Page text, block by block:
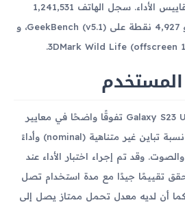
تقييم عالية من مختلف مقاييس الأداء. سجل الهاتف 1,241,531
نقطة على AnTuTu (v9)، و 4,927 نقطة على GeekBench (v5.1)، و
المستخدم
وفقًا للاختبارات، يُظهر Galaxy S23 Ultra تفوقًا واضحًا في معايير
الأداء والشاشة، حيث يقدم نسبة تباين غير متناهية (nominal) وأداءً
وقد تم إجراء اختبار الأداء عند
تقييمًا جيدًا مع مدة استخدام تصل
و24 دقيقة. كما أن لديه معدل تحمل ممتاز يصل إلى